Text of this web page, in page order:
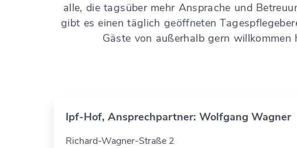
alle, die tagsüber mehr Ansprache und
gibt es einen täglich geöffneten
Gäste von außerhalb gern willkommen
Ipf-Hof, Ansprechpartner: Wolfgang Wagner
Richard-Wagner-Straße 2